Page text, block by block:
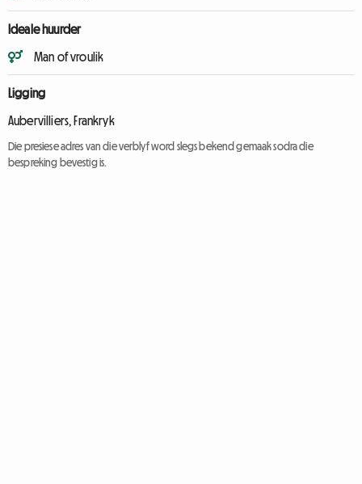
Ideale huurder
Man of vroulik
Ligging
Aubervilliers, Frankryk
Die presiese adres van die verblyf word slegs bekend gemaak sodra die
bespreking bevestig is.